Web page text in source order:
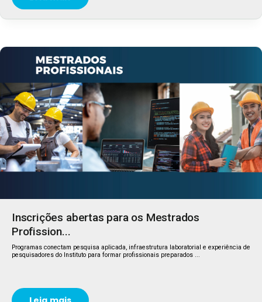
Inscrições abertas para os Mestrados
Profission...
Programas conectam pesquisa aplicada, infraestrutura laboratorial e experiência de
pesquisadores do Instituto para formar profissionais preparados ...